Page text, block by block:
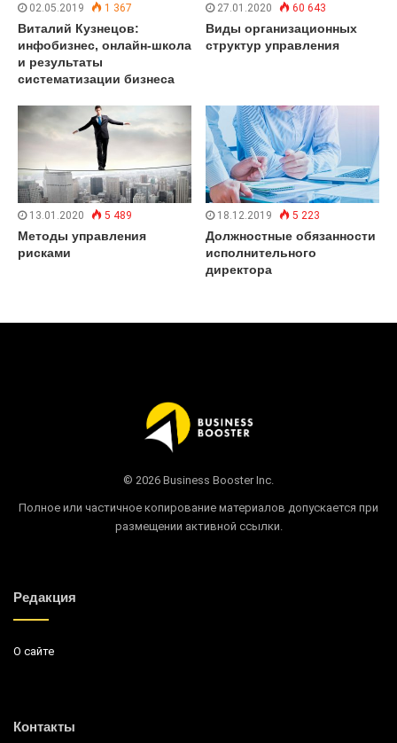
02.05.2019 1 367
Виталий Кузнецов:
инфобизнес, онлайн-школа
и результаты
систематизации бизнеса
27.01.2020 60 643
Виды организационных
структур управления
13.01.2020 5 489
Методы управления
рисками
18.12.2019 5 223
Должностные обязанности
исполнительного
директора
© 2026 Business Booster Inc.
Полное или частичное копирование материалов допускается при
размещении активной ссылки.
Редакция
О сайте
Контакты